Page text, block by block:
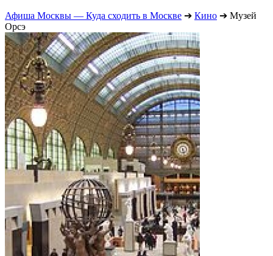
Афиша Москвы — Куда сходить в Москве ➔ Кино ➔ Музей
Орсэ